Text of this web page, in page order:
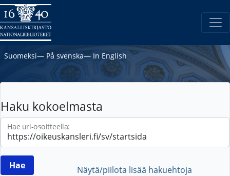
Suomeksi― På svenska― In English
Haku kokoelmasta
Hae url-osoitteella:
Näytä/piilota lisää hakuehtoja